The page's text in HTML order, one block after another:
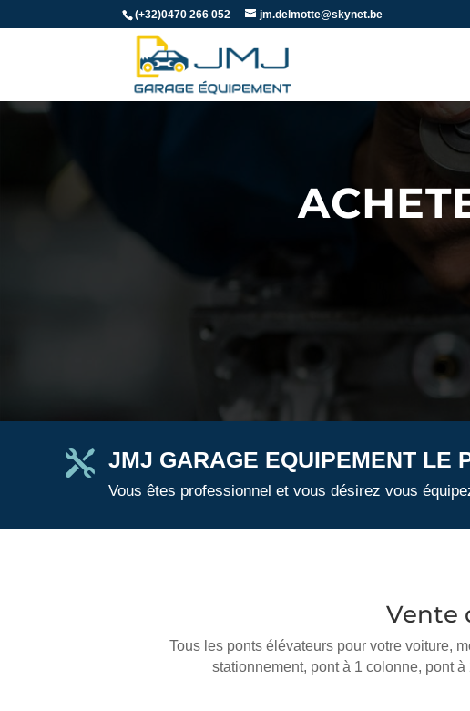
(+32)0470 266 052 jm.delmotte@skynet.be
 JMJ GARAGE EQUIPEMENT LE
Vous êtes professionnel et vous désirez vous
Vente
Tous les ponts élévateurs pour votre voiture,
stationnement, pont à 1 colonne, pont